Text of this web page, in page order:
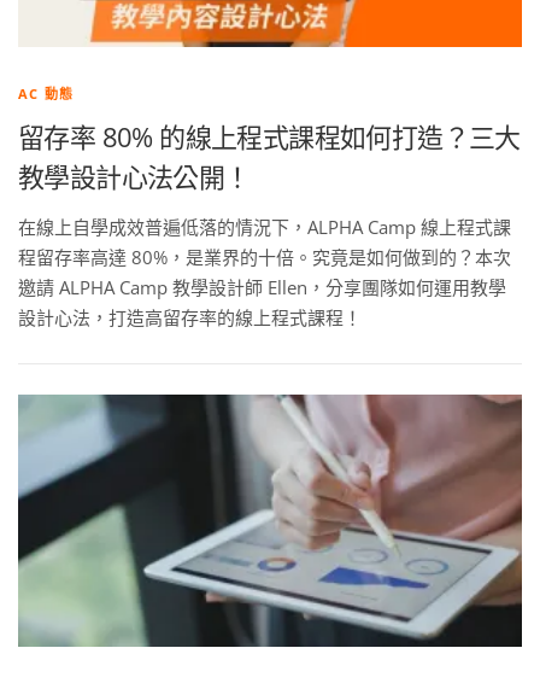
AC 動態
留存率 80% 的線上程式課程如何打造？三大
教學設計心法公開！
在線上自學成效普遍低落的情況下，ALPHA Camp 線上程式課
程留存率高達 80%，是業界的十倍。究竟是如何做到的？本次
邀請 ALPHA Camp 教學設計師 Ellen，分享團隊如何運用教學
設計心法，打造高留存率的線上程式課程！